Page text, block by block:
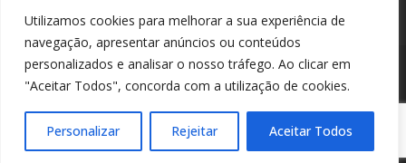
Utilizamos cookies para melhorar a sua experiência de
navegação, apresentar anúncios ou conteúdos
personalizados e analisar o nosso tráfego. Ao clicar em
"Aceitar Todos", concorda com a utilização de cookies.
Personalizar Rejeitar Aceitar Todos
© 2026 Europarque. Todos os direitos reservados. |
Privacidade|Política de Cookies